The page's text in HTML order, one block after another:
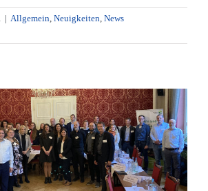
| Allgemein Neuigkeiten News